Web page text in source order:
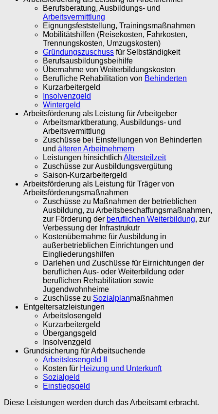
Berufsberatung, Ausbildungs- und
Arbeitsvermittlung
Eignungsfeststellung, Trainingsmaßnahmen
Mobilitätshilfen (Reisekosten, Fahrkosten,
Trennungskosten, Umzugskosten)
Gründungszuschuss für Selbständigkeit
Berufsausbildungsbeihilfe
Übernahme von Weiterbildungskosten
Berufliche Rehabilitation von Behinderten
Kurzarbeitergeld
Insolvenzgeld
Wintergeld
Arbeitsförderung als Leistung für Arbeitgeber
Arbeitsmarktberatung, Ausbildungs- und
Arbeitsvermittlung
Zuschüsse bei Einstellungen von Behinderten
und älteren Arbeitnehmern
Leistungen hinsichtlich Altersteilzeit
Zuschüsse zur Ausbildungsvergütung
Saison-Kurzarbeitergeld
Arbeitsförderung als Leistung für Träger von
Arbeitsförderungsmaßnahmen
Zuschüsse zu Maßnahmen der betrieblichen
Ausbildung, zu Arbeitsbeschaffungsmaßnahmen,
zur Förderung der beruflichen Weiterbildung, zur
Verbessung der Infrastrukutr
Kostenübernahme für Ausbildung in
außerbetrieblichen Einrichtungen und
Eingliederungshilfen
Darlehen und Zuschüsse für Eirnichtungen der
beruflichen Aus- oder Weiterbildung oder
beruflichen Rehabilitation sowie
Jugendwohnheime
Zuschüsse zu Sozialplanmaßnahmen
Entgeltersatzleistungen
Arbeitslosengeld
Kurzarbeitergeld
Übergangsgeld
Insolvenzgeld
Grundsicherung für Arbeitsuchende
Arbeitslosengeld II
Kosten für Heizung und Unterkunft
Sozialgeld
Einstiegsgeld
Diese Leistungen werden durch das Arbeitsamt erbracht.